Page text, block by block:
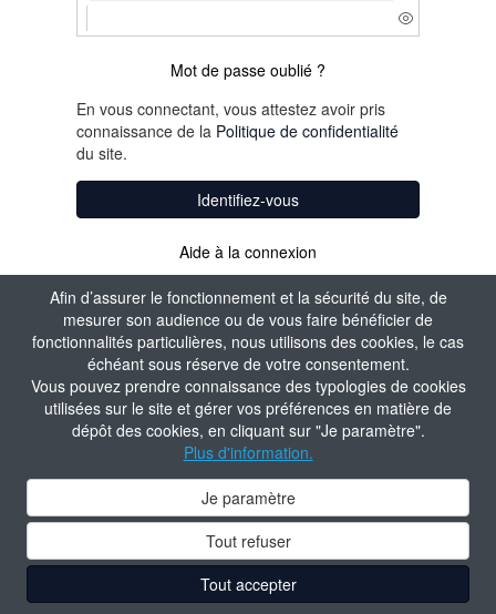
Afin d’assurer le fonctionnement et la sécurité du site, de
mesurer son audience ou de vous faire bénéficier de
fonctionnalités particulières, nous utilisons des cookies, le cas
échéant sous réserve de votre consentement.
Vous pouvez prendre connaissance des typologies de cookies
utilisées sur le site et gérer vos préférences en matière de
dépôt des cookies, en cliquant sur "Je paramètre".
Plus d'information.
Je paramètre
Tout refuser
Tout accepter
Mot de passe oublié ?
En vous connectant, vous attestez avoir pris
connaissance de la Politique de confidentialité
du site.
Identifiez-vous
Aide à la connexion